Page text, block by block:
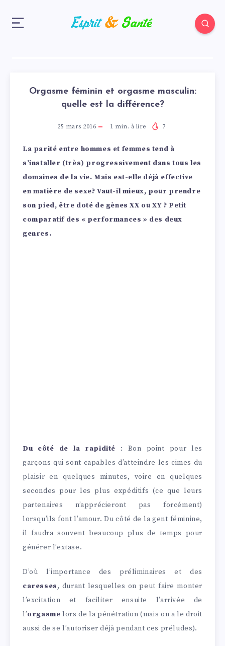
Orgasme féminin et orgasme masculin:
quelle est la différence?
25 mars 2016 1 min. à lire 7
La parité entre hommes et femmes tend à
s’installer (très) progressivement dans tous les
domaines de la vie. Mais est-elle déjà effective
en matière de sexe? Vaut-il mieux, pour prendre
son pied, être doté de gènes XX ou XY ? Petit
comparatif des « performances » des deux
genres.
Du côté de la rapidité : Bon point pour les
garçons qui sont capables d’atteindre les cimes du
plaisir en quelques minutes, voire en quelques
secondes pour les plus expéditifs (ce que leurs
partenaires n’apprécieront pas forcément)
lorsqu’ils font l’amour. Du côté de la gent féminine,
il faudra souvent beaucoup plus de temps pour
générer l’extase.
D’où l’importance des préliminaires et des
caresses, durant lesquelles on peut faire monter
l’excitation et faciliter ensuite l’arrivée de
l’orgasme lors de la pénétration (mais on a le droit
aussi de se l’autoriser déjà pendant ces préludes).